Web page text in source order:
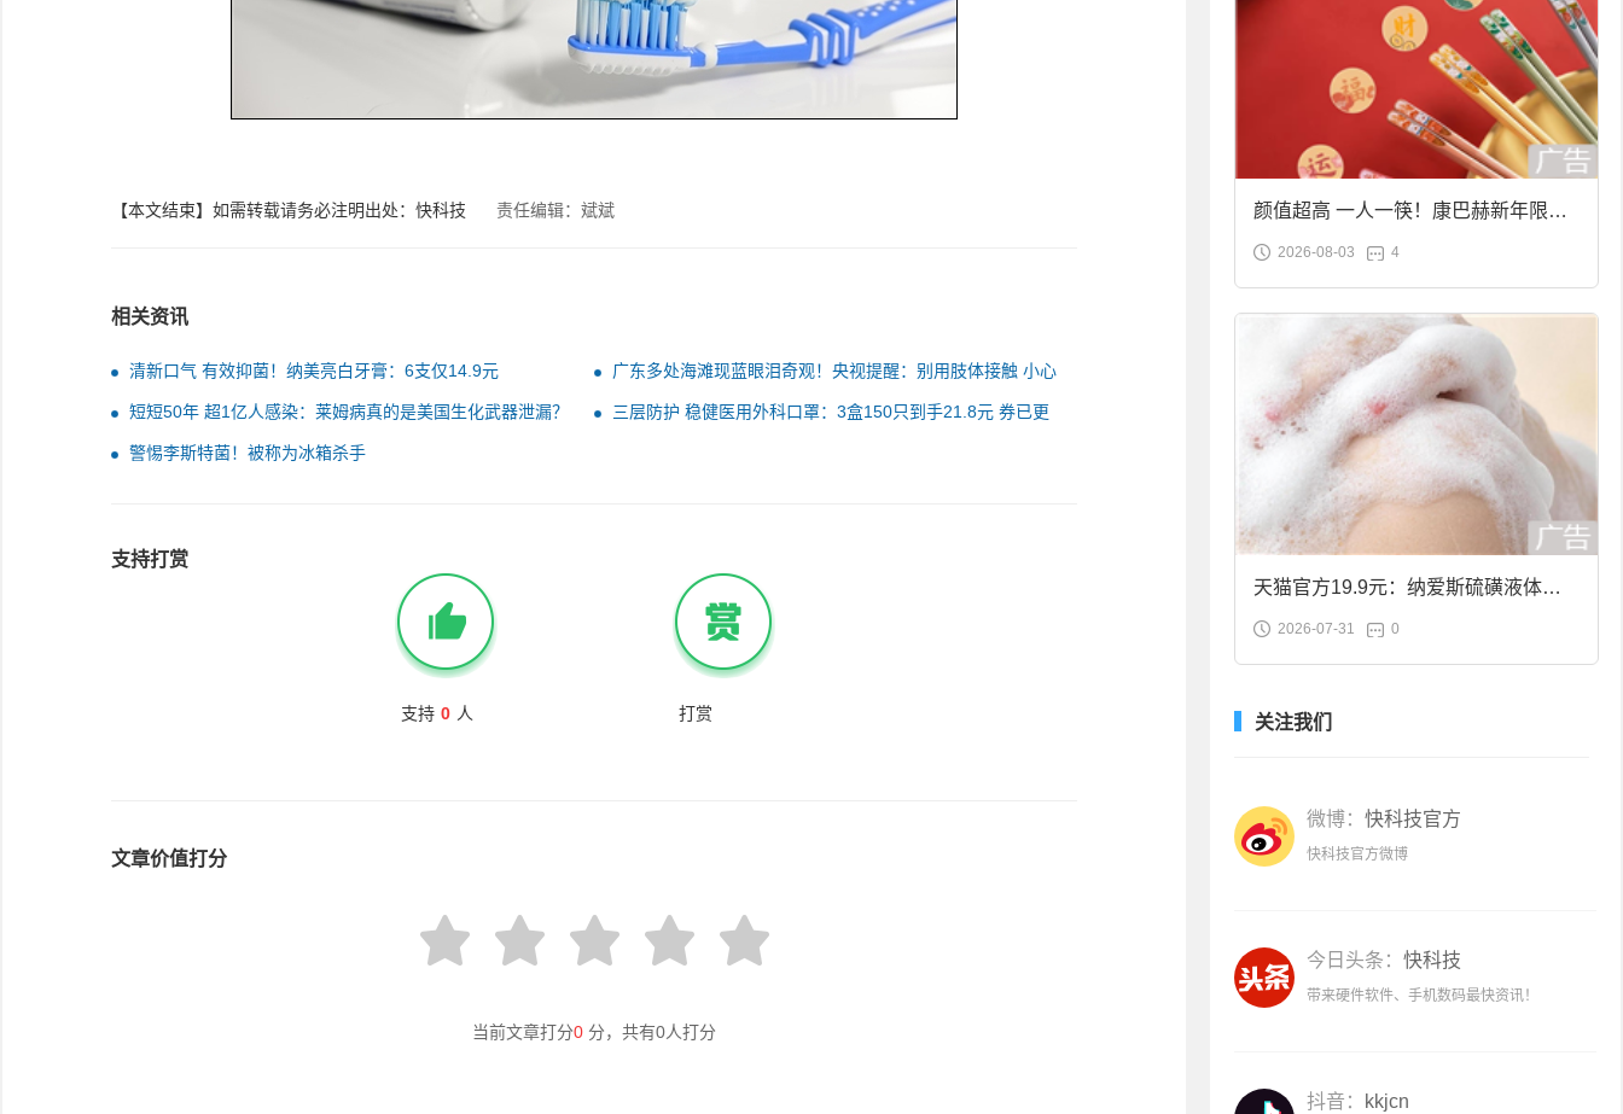
【本文结束】如需转载请务必注明出处：快科技 责任编辑：斌斌
相关资讯
清新口气 有效抑菌！纳美亮白牙膏：6支仅14.9元
广东多处海滩现蓝眼泪奇观！央视提醒：别用肢体接触 小心
短短50年 超1亿人感染：莱姆病真的是美国生化武器泄漏？
三层防护 稳健医用外科口罩：3盒150只到手21.8元 券已更
警惕李斯特菌！被称为冰箱杀手
支持打赏
支持 0 人 打赏
文章价值打分
当前文章打分0 分，共有0人打分
颜值超高 一人一筷！康巴赫新年限定
合金筷子大促：19.9元
2026-08-03 4
天猫官方19.9元：纳爱斯硫磺液体香
皂2斤大促
2026-07-31 0
关注我们
微博： 快科技官方
快科技官方微博
今日头条： 快科技
带来硬件软件、手机数码最快资讯！
抖音： kkjcn